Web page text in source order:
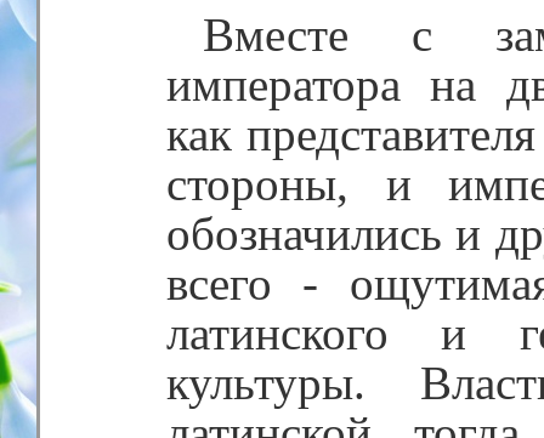
Вместе с
императора на
как
стороны, и
обозначились и
всего -
латинского и
культуры.